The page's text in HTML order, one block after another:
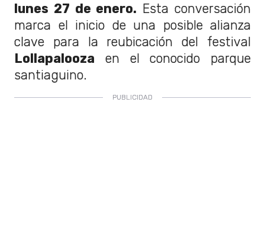
lunes 27 de enero. Esta conversación
marca el inicio de una posible alianza
clave para la reubicación del festival
Lollapalooza en el conocido parque
santiaguino.